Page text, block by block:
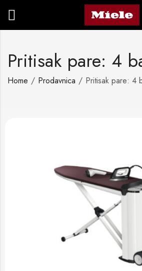
Pritisak pare: 4
Home Prodavnica Pritisak pare: 4